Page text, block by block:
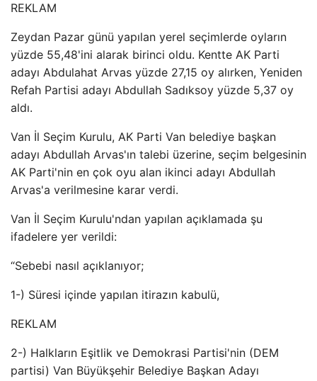
REKLAM
Zeydan Pazar günü yapılan yerel seçimlerde oyların
yüzde 55,48'ini alarak birinci oldu. Kentte AK Parti
adayı Abdulahat Arvas yüzde 27,15 oy alırken, Yeniden
Refah Partisi adayı Abdullah Sadıksoy yüzde 5,37 oy
aldı.
Van İl Seçim Kurulu, AK Parti Van belediye başkan
adayı Abdullah Arvas'ın talebi üzerine, seçim belgesinin
AK Parti'nin en çok oyu alan ikinci adayı Abdullah
Arvas'a verilmesine karar verdi.
Van İl Seçim Kurulu'ndan yapılan açıklamada şu
ifadelere yer verildi:
“Sebebi nasıl açıklanıyor;
1-) Süresi içinde yapılan itirazın kabulü,
REKLAM
2-) Halkların Eşitlik ve Demokrasi Partisi'nin (DEM
partisi) Van Büyükşehir Belediye Başkan Adayı